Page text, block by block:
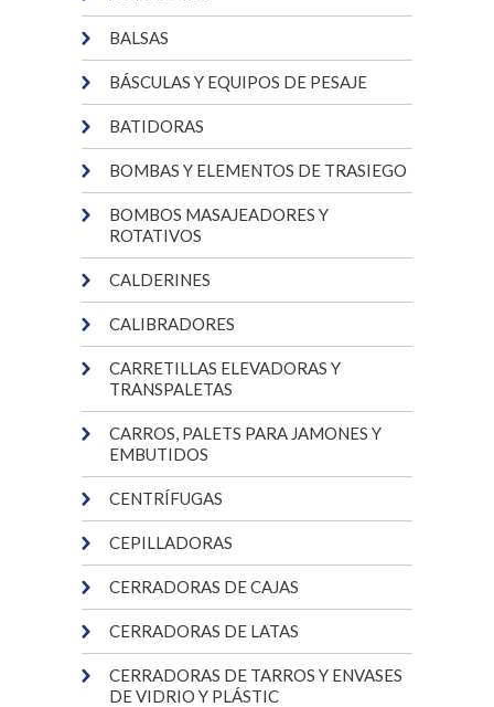
BALSAS
BÁSCULAS Y EQUIPOS DE PESAJE
BATIDORAS
BOMBAS Y ELEMENTOS DE TRASIEGO
BOMBOS MASAJEADORES Y
ROTATIVOS
CALDERINES
CALIBRADORES
CARRETILLAS ELEVADORAS Y
TRANSPALETAS
CARROS, PALETS PARA JAMONES Y
EMBUTIDOS
CENTRÍFUGAS
CEPILLADORAS
CERRADORAS DE CAJAS
CERRADORAS DE LATAS
CERRADORAS DE TARROS Y ENVASES
DE VIDRIO Y PLÁSTIC